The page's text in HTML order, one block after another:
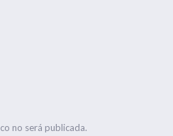
no será publicada.